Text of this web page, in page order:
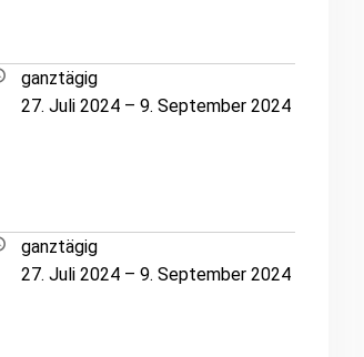
ganztägig
27. Juli 2024 – 9. September 2024
ganztägig
27. Juli 2024 – 9. September 2024